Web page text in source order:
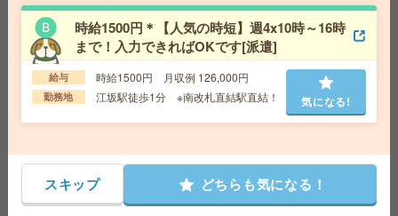
勤務地 千里中央(北大阪急行)駅徒歩3分、千里中央(大
阪モノレール)駅徒歩5分 ※＜複数路線で通いやすい！
＞
気になる!
16時45分まで＊未経験可！時給1923円！医薬品メーカー
65円～ ■給与の前払いが可能な速払いサービスあり
交通費 交通費支給あり
勤務地 大阪府大阪市淀川区 阪急京都線 十三駅徒歩
気になる!
時給1500円＊【人気の時短】週4x10時～16時
まで！入力できればOKです[派遣]
給与 時給1500円 月収例 126,000円
勤務地 江坂駅徒歩1分 ※南改札直結駅直結！ 気になる!
スキップ どちらも気になる！